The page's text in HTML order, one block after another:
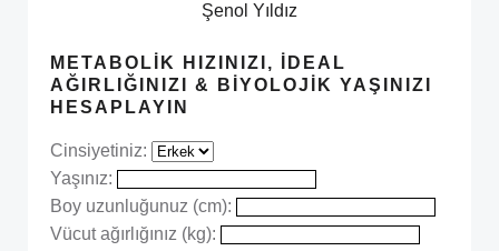
Şenol Yıldız
METABOLIK HIZINIZI, İDEAL
AĞIRLIĞINIZI & BIYOLOJIK YAŞINIZI
HESAPLAYIN
Cinsiyetiniz:
Yaşınız:
Boy uzunluğunuz (cm):
Vücut ağırlığınız (kg):